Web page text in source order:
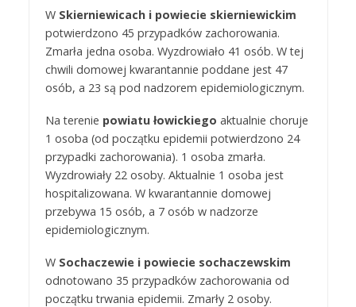
W Skierniewicach i powiecie skierniewickim
potwierdzono 45 przypadków zachorowania.
Zmarła jedna osoba. Wyzdrowiało 41 osób. W tej
chwili domowej kwarantannie poddane jest 47
osób, a 23 są pod nadzorem epidemiologicznym.
Na terenie powiatu łowickiego aktualnie choruje
1 osoba (od początku epidemii potwierdzono 24
przypadki zachorowania). 1 osoba zmarła.
Wyzdrowiały 22 osoby. Aktualnie 1 osoba jest
hospitalizowana. W kwarantannie domowej
przebywa 15 osób, a 7 osób w nadzorze
epidemiologicznym.
W Sochaczewie i powiecie sochaczewskim
odnotowano 35 przypadków zachorowania od
początku trwania epidemii. Zmarły 2 osoby.